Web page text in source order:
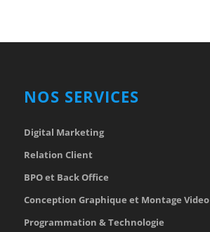
NOS SERVICES
Digital Marketing
Relation Client
BPO et Back Office
Conception Graphique et Montage Video
Programmation & Technologie